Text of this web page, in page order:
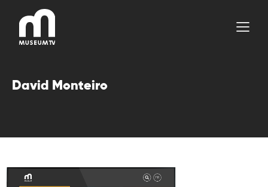
contenu
David Monteiro